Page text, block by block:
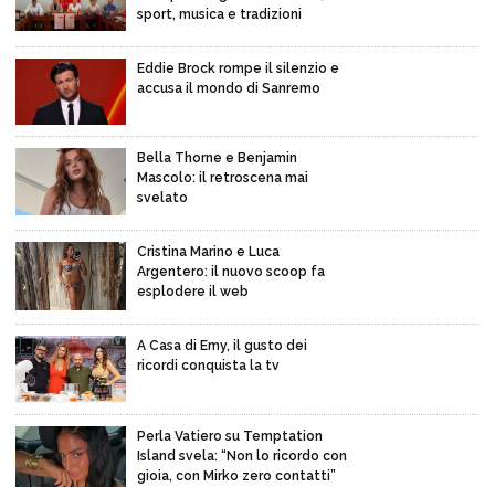
sport, musica e tradizioni
Eddie Brock rompe il silenzio e
accusa il mondo di Sanremo
Bella Thorne e Benjamin
Mascolo: il retroscena mai
svelato
Cristina Marino e Luca
Argentero: il nuovo scoop fa
esplodere il web
A Casa di Emy, il gusto dei
ricordi conquista la tv
Perla Vatiero su Temptation
Island svela: “Non lo ricordo con
gioia, con Mirko zero contatti”